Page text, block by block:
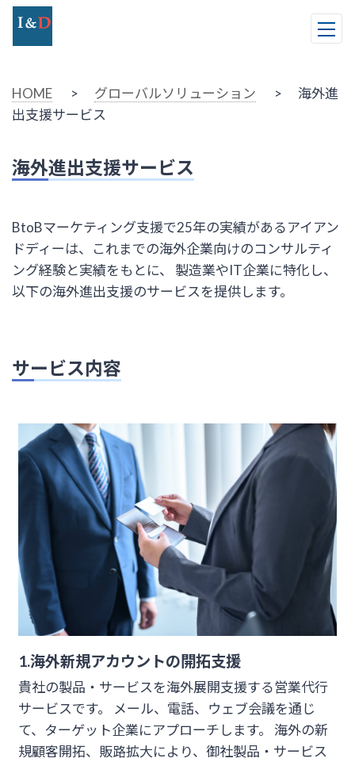
HOME > グローバルソリューション > 海外進
出支援サービス
海外進出支援サービス
BtoBマーケティング支援で25年の実績があるアイアン
ドディーは、これまでの海外企業向けのコンサルティ
ング経験と実績をもとに、 製造業やIT企業に特化し、
以下の海外進出支援のサービスを提供します。
サービス内容
1.海外新規アカウントの開拓支援
貴社の製品・サービスを海外展開支援する営業代行
サービスです。 メール、電話、ウェブ会議を通じ
て、ターゲット企業にアプローチします。 海外の新
規顧客開拓、販路拡大により、御社製品・サービス